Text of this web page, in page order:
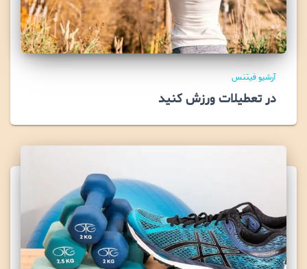
آرشیو فیتنس
در تعطیلات ورزش کنید